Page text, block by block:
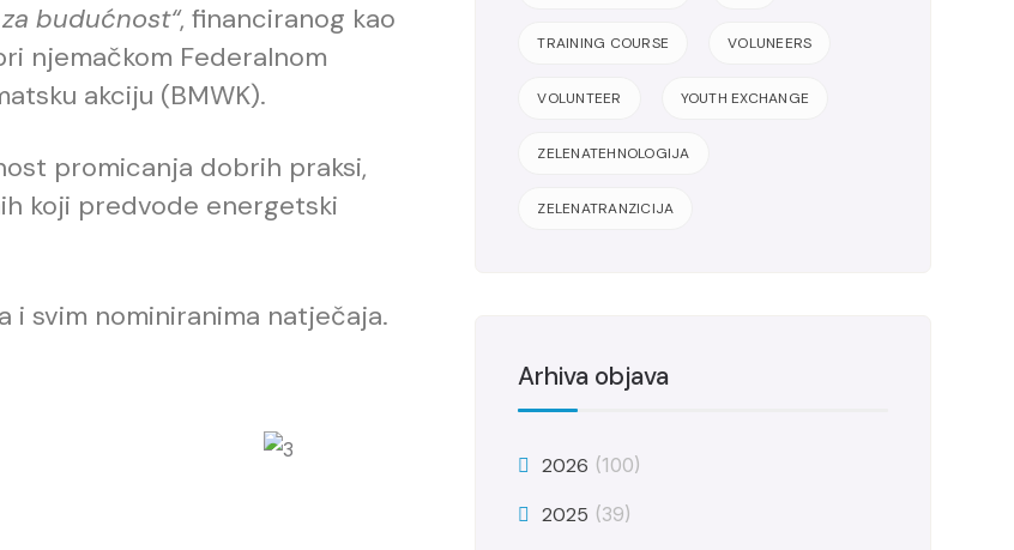
budućnost“, financiranog kao
njemačkom Federalnom
akciju (BMWK).
promicanja dobrih praksi,
koji predvode energetski
svim nominiranima natječaja.
TRAINING COURSE VOLUNEERS
VOLUNTEER YOUTH EXCHANGE
ZELENATEHNOLOGIJA
ZELENATRANZICIJA
Arhiva objava
2026 (100)
2025 (39)